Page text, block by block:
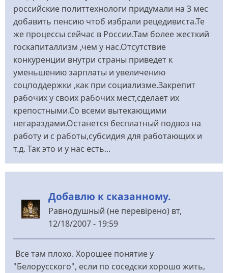
российские политтехнологи придумали на 3 мес
добавить пенсию чтоб избрали рецедивиста.Те
же процессы сейчас в России.Там более жесткий
госкапиталлизм ,чем у нас.Отсутствие
конкуренции внутри страны приведет к
уменьшению зарплаты и увеличению
соцподдержки ,как при социализме.Закрепит
рабочих у своих рабочих мест,сделает их
крепостными.Со всеми вытекающими
негараздами.Останется бесплатный подвоз на
работу и с работы,субсидия для работающих и
т.д. Так это и у нас есть...
Добавлю к сказанному.
Равнодушный (не перевірено) вт,
12/18/2007 - 19:59
Все там плохо. Хорошее понятие у
"Белорусского", если по соседски хорошо жить,